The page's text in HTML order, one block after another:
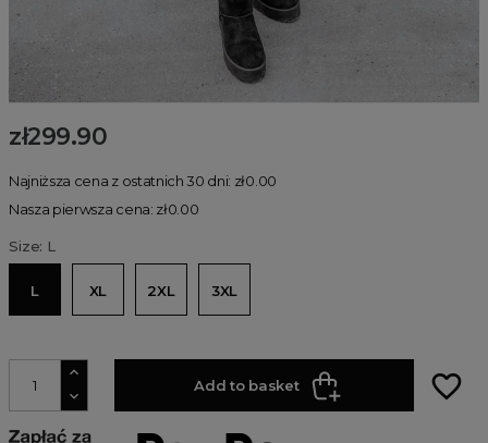
zł299.90
Najniższa cena z ostatnich 30 dni: zł0.00
Nasza pierwsza cena: zł0.00
Size: L
L XL 2XL 3XL
Add to basket favorite_border